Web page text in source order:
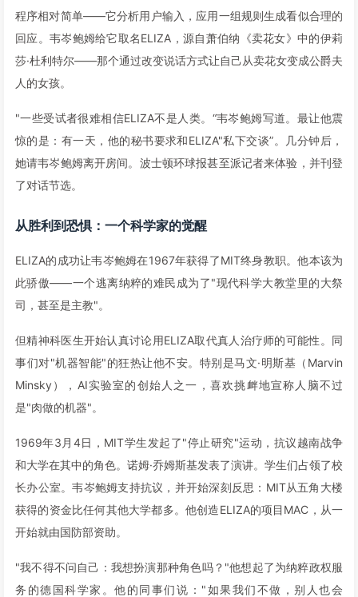
程序相对简单——它分析用户输入，应用一组规则生成看似合理的
回应。韦岑鲍姆给它取名ELIZA，源自萧伯纳《卖花女》中的伊莉
莎·杜利特尔——那个通过改变说话方式让自己从卖花女变成公爵夫
人的女孩。
"一些受试者很难相信ELIZA不是人类。“韦岑鲍姆写道。最让他震
惊的是：有一天，他的秘书要求和ELIZA"私下交谈”。几分钟后，
她请韦岑鲍姆离开房间。波士顿环球报甚至派记者来体验，并刊登
了对话节选。
从胜利到恐惧：一个科学家的觉醒
ELIZA的成功让韦岑鲍姆在1967年获得了MIT终身教职。他本该为
此骄傲——一个逃离纳粹的难民成为了"现代科学大教堂里的大祭
司，甚至是主教"。
但精神科医生开始认真讨论用ELIZA取代真人治疗师的可能性。同
事们对"机器智能"的狂热让他不安。特别是马文·明斯基（Marvin
Minsky），AI实验室的创始人之一，喜欢挑衅地宣称人脑不过
是"肉做的机器"。
1969年3月4日，MIT学生发起了"停止研究"运动，抗议越南战争
和大学在其中的角色。诺姆·乔姆斯基发表了演讲。学生们占领了校
长办公室。韦岑鲍姆支持抗议，并开始深刻反思：MIT从五角大楼
获得的资金比任何其他大学都多。他创造ELIZA的项目MAC，从一
开始就由国防部资助。
"我不得不问自己：我想扮演那种角色吗？"他想起了为纳粹政权服
务的德国科学家。他的同事们说："如果我们不做，别人也会